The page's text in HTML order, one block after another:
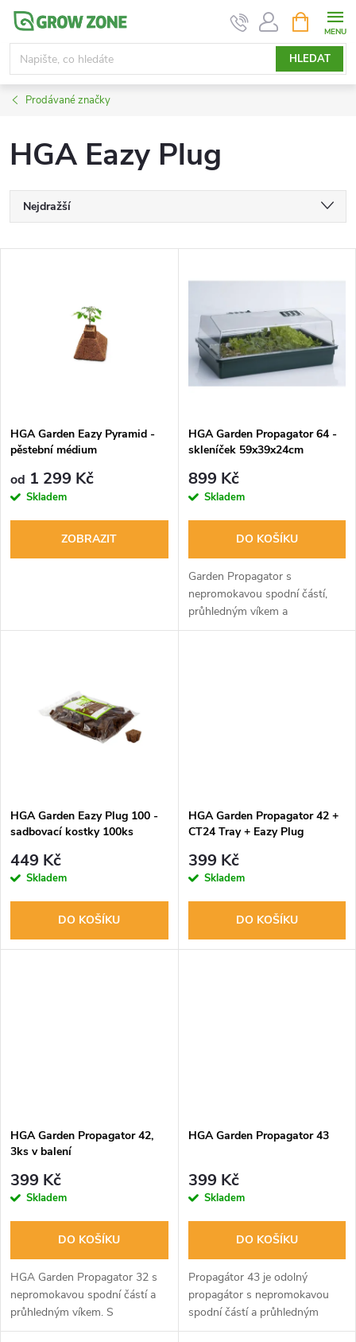
Přejít
obsah
HLEDAT
NÁKUPNÍ
KOŠÍK
Prodávané značky
HGA Eazy Plug
Ř
a
p
r
o
d
Nejdražší
s
p
r
u
HGA Garden Eazy Pyramid -
pěstební médium
od 1 299 Kč
Skladem
ZOBRAZIT
HGA Garden Propagator 64 -
skleníček 59x39x24cm
899 Kč
Skladem
DO KOŠÍKU
Garden Propagator s
nepromokavou spodní částí,
průhledným víkem a
manuálními větracími otvory.
HGA Garden Eazy Plug 100 -
sadbovací kostky 100ks
449 Kč
Skladem
DO KOŠÍKU
HGA Garden Propagator 42 +
CT24 Tray + Eazy Plug
399 Kč
Skladem
DO KOŠÍKU
HGA Garden Propagator 42,
3ks v balení
399 Kč
Skladem
DO KOŠÍKU
HGA Garden Propagator 32 s
nepromokavou spodní částí a
průhledným víkem. S
manuálními větracími otvory
HGA Garden Propagator 43
399 Kč
Skladem
DO KOŠÍKU
Propagátor 43 je odolný
propagátor s nepromokavou
spodní částí a průhledným
víkem. Obsahuje manuál s